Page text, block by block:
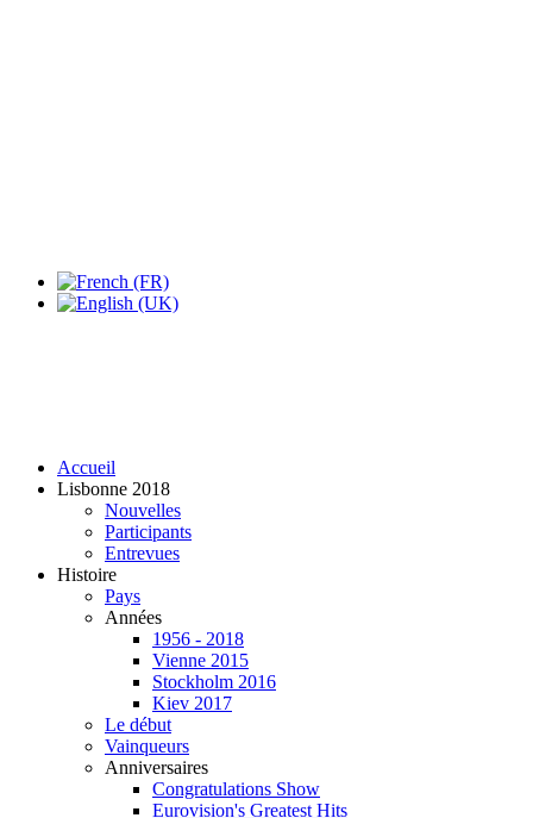
Accueil
Lisbonne 2018
Nouvelles
Participants
Entrevues
Histoire
Pays
Années
1956 - 2018
Vienne 2015
Stockholm 2016
Kiev 2017
Le début
Vainqueurs
Anniversaires
Congratulations Show
Eurovision's Greatest Hits